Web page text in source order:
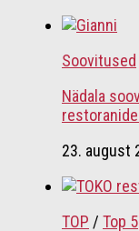
Soovitused
Nädala
23. august
TOP / Top 5